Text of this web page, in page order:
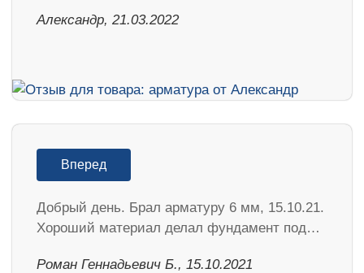
Александр, 21.03.2022
Вперед
Добрый день. Брал арматуру 6 мм, 15.10.21.
Хороший материал делал фундамент под…
Роман Геннадьевич Б., 15.10.2021